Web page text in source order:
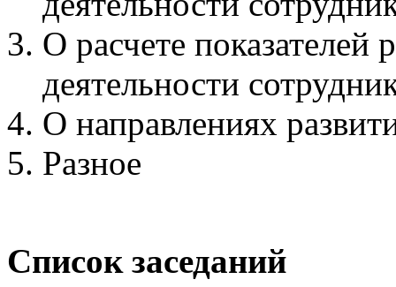
О расчете показателей
деятельности
О направлениях
Разное
Список заседаний